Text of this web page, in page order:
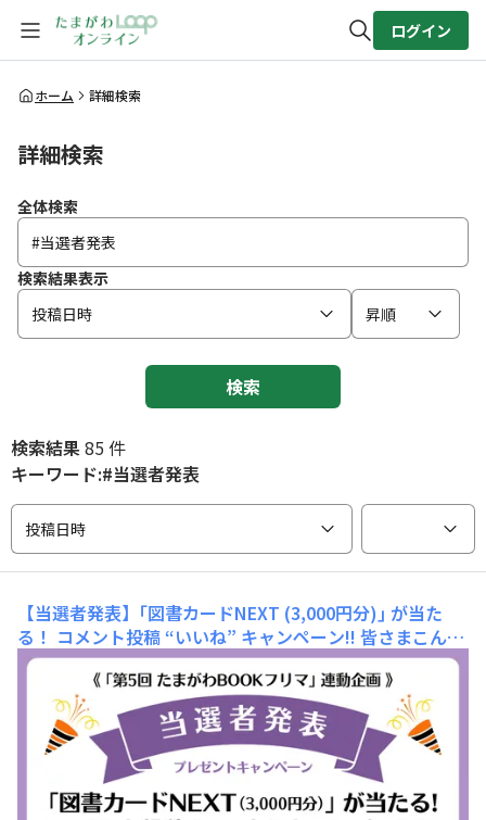
全体検索
ログイン
ホーム 詳細検索
詳細検索
全体検索
検索結果表示
投稿日時
昇順
検索
検索結果85 件
キーワード:#当選者発表
投稿日時
【当選者発表】｢図書カードNEXT (3,000円分)｣ が当た
る！ コメント投稿 “いいね” キャンペーン!! 皆さまこんに
ちは。たまがわLOOPオンライン運営事務局です。｢『図書
カードNEXT (3,000円分) 』が当たる！ コメント投稿 “い
いね” キャンペーン!!｣ に多くの皆さまからご投稿いただ
きました。｢第5回 たまがわBOOKフリマ｣ にご出店＆当日
ご来場いただいた皆さま、お気に入り本の紹介＆“